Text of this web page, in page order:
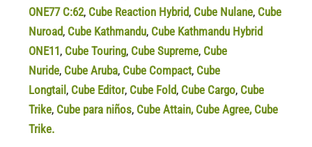
ONE77 C:62, Cube Reaction Hybrid, Cube Nulane, Cube
Nuroad, Cube Kathmandu, Cube Kathmandu Hybrid
ONE11, Cube Touring, Cube Supreme, Cube
Nuride, Cube Aruba, Cube Compact, Cube
Longtail , Cube Editor, Cube Fold, Cube Cargo, Cube
Trike, Cube para niños, Cube Attain, Cube Agree, Cube
Trike.